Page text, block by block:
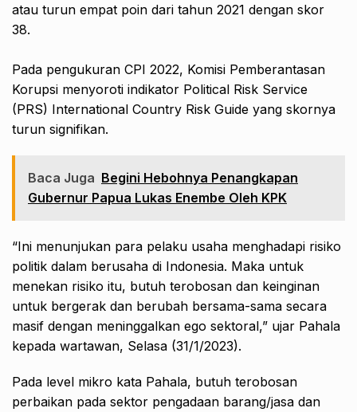
atau turun empat poin dari tahun 2021 dengan skor
38.
Pada pengukuran CPI 2022, Komisi Pemberantasan
Korupsi menyoroti indikator Political Risk Service
(PRS) International Country Risk Guide yang skornya
turun signifikan.
Baca Juga Begini Hebohnya Penangkapan
Gubernur Papua Lukas Enembe Oleh KPK
“Ini menunjukan para pelaku usaha menghadapi risiko
politik dalam berusaha di Indonesia. Maka untuk
menekan risiko itu, butuh terobosan dan keinginan
untuk bergerak dan berubah bersama-sama secara
masif dengan meninggalkan ego sektoral,” ujar Pahala
kepada wartawan, Selasa (31/1/2023).
Pada level mikro kata Pahala, butuh terobosan
perbaikan pada sektor pengadaan barang/jasa dan